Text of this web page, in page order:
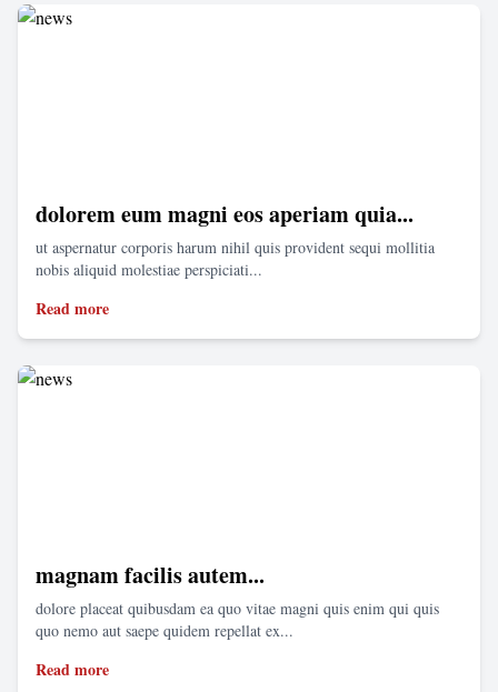
dolorem eum magni eos aperiam quia...
ut aspernatur corporis harum nihil quis provident sequi mollitia
nobis aliquid molestiae perspiciati...
Read more
magnam facilis autem...
dolore placeat quibusdam ea quo vitae magni quis enim qui quis
quo nemo aut saepe quidem repellat ex...
Read more